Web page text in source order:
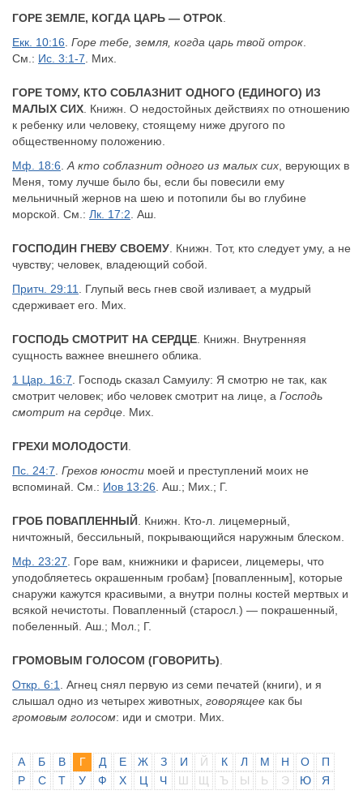
ГОРЕ ЗЕМЛЕ, КОГДА ЦАРЬ — ОТРОК
Екк. 10:16 Горе тебе, земля, когда царь твой отрок
См.: Ис. 3:1-7 . Мих.
ГОРЕ ТОМУ, КТО СОБЛАЗНИТ ОДНОГО (ЕДИНОГО) ИЗ
МАЛЫХ СИХ . Книжн. О недостойных действиях по отношению
к ребенку или человеку, стоящему ниже другого по
общественному положению.
Мф. 18:6 А кто соблазнит одного из малых сих , верующих в
Меня, тому лучше было бы, если бы повесили ему
мельничный жернов на шею и потопили бы во глубине
морской. См.: Лк. 17:2 . Аш.
ГОСПОДИН ГНЕВУ СВОЕМУ . Книжн. Тот, кто следует уму, а не
чувству; человек, владеющий собой.
Притч. 29:11
. Глупый весь гнев свой изливает, а мудрый
сдерживает его. Мих.
ГОСПОДЬ СМОТРИТ НА СЕРДЦЕ . Книжн. Внутренняя
сущность важнее внешнего облика.
1 Цар. 16:7 . Господь сказал Самуилу: Я смотрю не так, как
смотрит человек; ибо человек смотрит на лице, а Господь
смотрит на сердце . Мих.
ГРЕХИ МОЛОДОСТИ
Пс. 24:7 Грехов юности моей и преступлений моих не
вспоминай. См.: Иов 13:26 . Аш.; Мих.; Г.
ГРОБ ПОВАПЛЕННЫЙ . Книжн. Кто-л. лицемерный,
ничтожный, бессильный, покрывающийся наружным блеском.
Мф. 23:27 . Горе вам, книжники и фарисеи, лицемеры, что
уподобляетесь окрашенным гробам} [повапленным], которые
снаружи кажутся красивыми, а внутри полны костей мертвых и
всякой нечистоты. Повапленный (старосл.) — покрашенный,
побеленный. Аш.; Мол.; Г.
ГРОМОВЫМ ГОЛОСОМ (ГОВОРИТЬ)
Откр. 6:1
. Агнец снял первую из семи печатей (книги), и я
слышал одно из четырех животных, говорящее как бы
громовым голосом: иди и смотри. Мих.
А Б В Г Д Е Ж З И Й К Л М Н О
П
Р
С Т У Ф Х Ц Ч Ш Щ Ъ Ы Ь Э Ю Я